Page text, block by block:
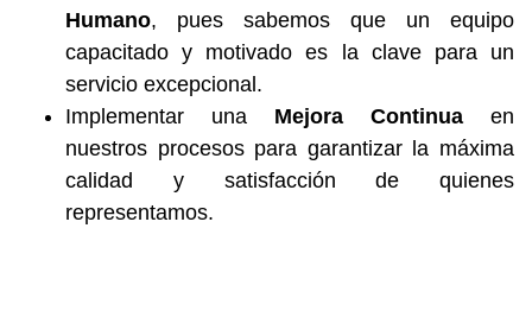
Humano, pues sabemos que un equipo
capacitado y motivado es la clave para un
servicio excepcional.
Implementar una Mejora Continua en
nuestros procesos para garantizar la máxima
calidad y satisfacción de quienes
representamos.